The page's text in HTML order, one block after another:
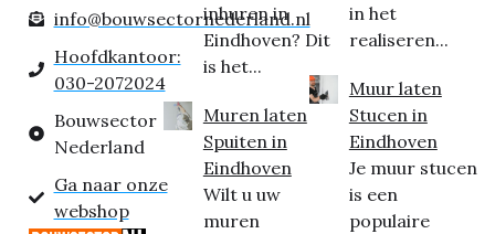
info@bouwsectornederland.nl
Hoofdkantoor:
030-2072024
Bouwsector
Nederland
Ga naar onze
webshop
inhuren in
Eindhoven? Dit
is het...
Muren laten
Spuiten in
Eindhoven
Wilt u uw
muren
in het
realiseren...
Muur laten
Stucen in
Eindhoven
Je muur stucen
is een
populaire